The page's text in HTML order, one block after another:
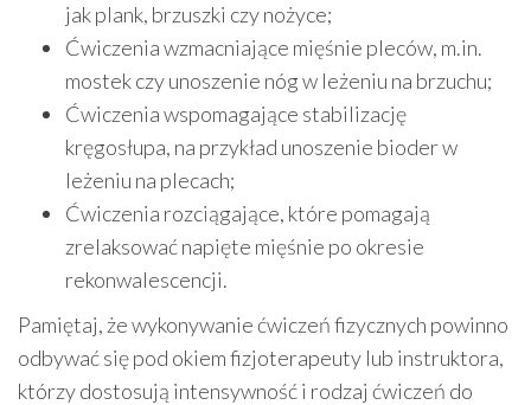
jak plank, brzuszki czy nożyce;
Ćwiczenia wzmacniające mięśnie pleców, m.in.
mostek czy unoszenie nóg w leżeniu na brzuchu;
Ćwiczenia wspomagające stabilizację
kręgosłupa, na przykład unoszenie bioder w
leżeniu na plecach;
Ćwiczenia rozciągające, które pomagają
zrelaksować napięte mięśnie po okresie
rekonwalescencji.
Pamiętaj, że wykonywanie ćwiczeń fizycznych powinno
odbywać się pod okiem fizjoterapeuty lub instruktora,
którzy dostosują intensywność i rodzaj ćwiczeń do